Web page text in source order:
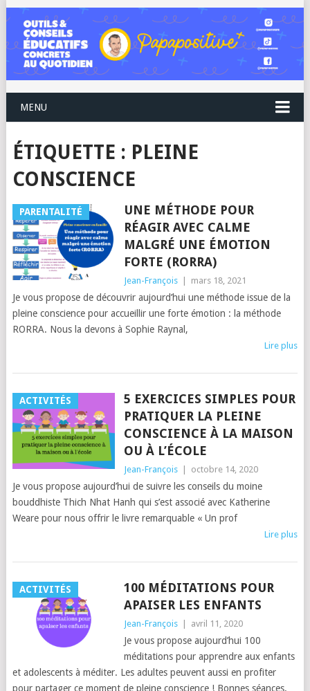
MENU
ÉTIQUETTE : PLEINE
CONSCIENCE
PARENTALITÉ
UNE MÉTHODE POUR
RÉAGIR AVEC CALME
MALGRÉ UNE ÉMOTION
FORTE (RORRA)
Jean-François mars 18, 2021
Je vous propose de découvrir aujourd’hui une méthode issue de la
pleine conscience pour accueillir une forte émotion : la méthode
RORRA. Nous la devons à Sophie Raynal,
Lire plus
ACTIVITÉS
5 EXERCICES SIMPLES POUR
PRATIQUER LA PLEINE
CONSCIENCE À LA MAISON
OU À L’ÉCOLE
Jean-François octobre 14, 2020
Je vous propose aujourd’hui de suivre les conseils du moine
bouddhiste Thich Nhat Hanh qui s’est associé avec Katherine
Weare pour nous offrir le livre remarquable « Un prof
Lire plus
ACTIVITÉS
100 MÉDITATIONS POUR
APAISER LES ENFANTS
Jean-François avril 11, 2020
Je vous propose aujourd’hui 100
méditations pour apprendre aux enfants
et adolescents à méditer. Les adultes peuvent aussi en profiter
pour partager ce moment de pleine conscience ! Bonnes séances.